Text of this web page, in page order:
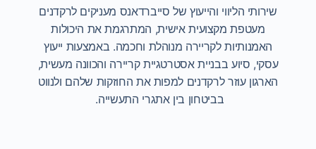
שירותי הליווי והייעוץ של סייברדאנס מעניקים לרקדנים
מעטפת מקצועית אישית, המתרגמת את היכולות
האמנותיות לקריירה מנוהלת וחכמה. באמצעות ייעוץ
עסקי, סיוע בבניית אסטרטגיית קריירה והכוונה מעשית,
הארגון עוזר לרקדנים למפות את החוזקות שלהם ולנווט
בביטחון בין אתגרי התעשייה.